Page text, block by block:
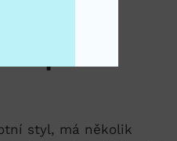
podle
styl, má několik